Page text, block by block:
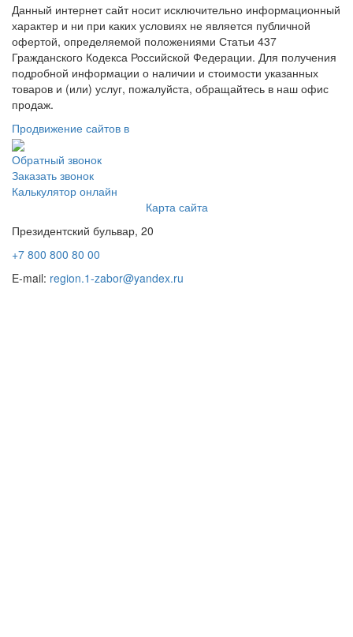
Данный интернет сайт носит исключительно информационный
характер и ни при каких условиях не является публичной
офертой, определяемой положениями Статьи 437
Гражданского Кодекса Российской Федерации. Для получения
подробной информации о наличии и стоимости указанных
товаров и (или) услуг, пожалуйста, обращайтесь в наш офис
продаж.
Продвижение сайтов в
Обратный звонок
Заказать звонок
Калькулятор онлайн
Карта сайта
Президентский бульвар, 20
+7 800 800 80 00
E-mail: region.1-zabor@yandex.ru